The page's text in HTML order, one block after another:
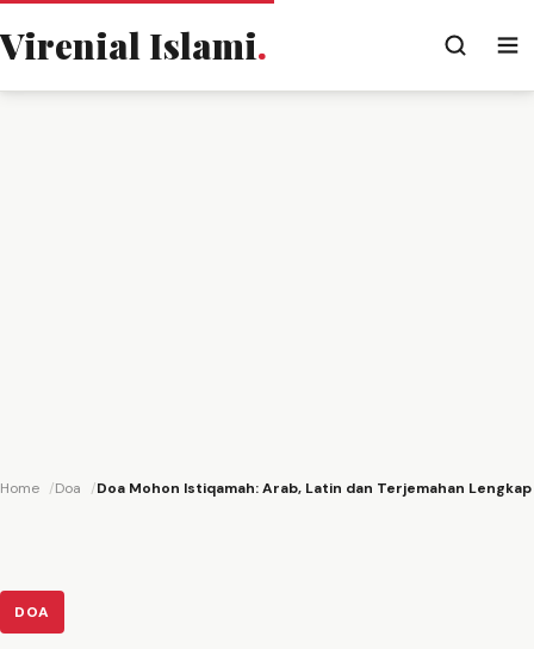
Virenial Islami.
Home Doa Doa Mohon Istiqamah: Arab, Latin dan Terjemahan Lengkap
DOA